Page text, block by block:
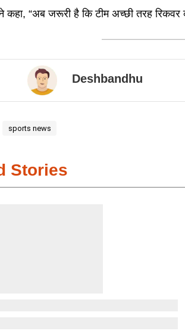
कहा, “अब जरूरी है कि टीम अच्छी तरह
Deshbandhu
sports news
Stories